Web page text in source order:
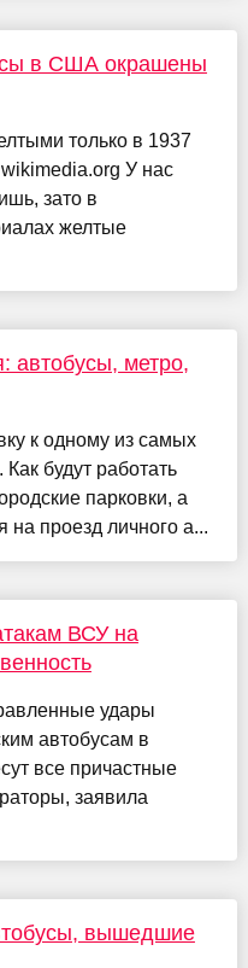
в США окрашены
только в 1937
У нас
зато в
желтые
автобусы, метро,
к одному из самых
будут работать
парковки, а
на проезд личного а...
ВСУ на
удары
автобусам в
все причастные
заявила
вышедшие